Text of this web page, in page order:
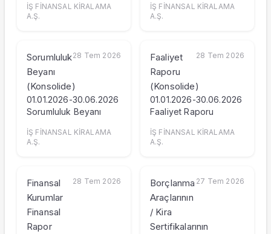
Grafik
Karşılaştır
İŞ FİNANSAL KİRALAMA
A.Ş.
İŞ FİNANSAL KİRALAMA
A.Ş.
Sorumluluk
Beyanı
(Konsolide)
28 Tem 2026
01.01.2026-30.06.2026
Sorumluluk Beyanı
İŞ FİNANSAL KİRALAMA
A.Ş.
Faaliyet
Raporu
(Konsolide)
28 Tem 2026
01.01.2026-30.06.2026
Faaliyet Raporu
İŞ FİNANSAL KİRALAMA
A.Ş.
Finansal
Kurumlar
Finansal
Rapor
28 Tem 2026
Borçlanma
Araçlarının
/ Kira
Sertifikalarının
27 Tem 2026